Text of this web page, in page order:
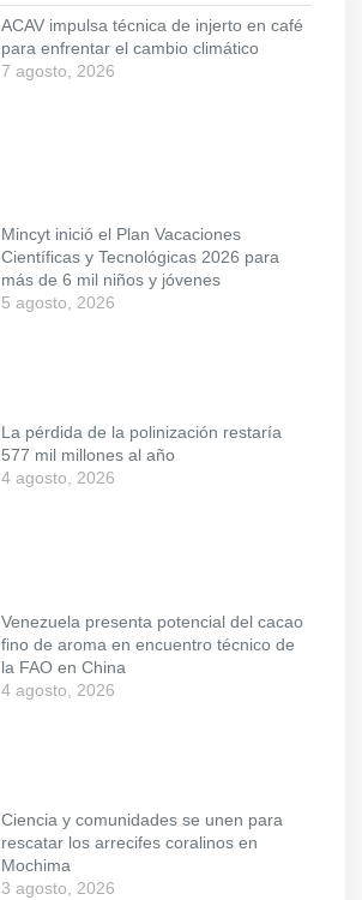
ACAV impulsa técnica de injerto en café
para enfrentar el cambio climático
7 agosto, 2026
Mincyt inició el Plan Vacaciones
Científicas y Tecnológicas 2026 para
más de 6 mil niños y jóvenes
5 agosto, 2026
La pérdida de la polinización restaría
577 mil millones al año
4 agosto, 2026
Venezuela presenta potencial del cacao
fino de aroma en encuentro técnico de
la FAO en China
4 agosto, 2026
Ciencia y comunidades se unen para
rescatar los arrecifes coralinos en
Mochima
3 agosto, 2026